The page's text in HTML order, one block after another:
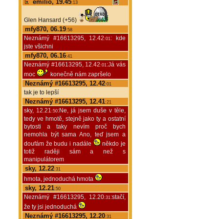
emilio, 19.45:13
Glen Hansard (+56)
mfy870, 06.19:58
Neznámý #16613295, 12.42:01: kde
jste všichni
mfy870, 06.16:41
Neznámý #16613295, 12.42:01:Já vás
moc
konečně nám zapršelo
Neznámý #16613295, 12.42:01
tak je to lepší
Neznámý #16613295, 12.41:21
sky, 12.21:50:Ne, já jsem duše v těle,
tedy ve hmotě, stejně jako ty a ostatní
bytosti a taky nevím proč bych
nemohla být sama Ano, teď jsem a
doufám že budu i nadále
někdo je
totiž raději sám a než s
manipulátorem
sky, 12.22:31
hmota, jednoduchá hmota
sky, 12.21:50
Neznámý #16613295, 12.20:31:stačí,
že ty jsi jednoduchá
Neznámý #16613295, 12.20:31